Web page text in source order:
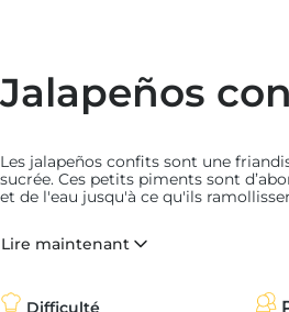
Jalapeños
Les jalapeños confits sont une
sucrée. Ces petits piments sont
et de l'eau jusqu'à ce qu'ils
jalapeños sont replongés dedans, et
enrobés. Faciles à faire et à
ou même dans un sandwich.
Lire maintenant
Difficulté